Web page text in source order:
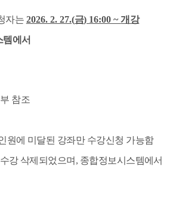
자는 2026. 2. 27.(금) 16:00 ~개강
템에서
참조
원에 미달된 강좌만 수강신청 가능함
강 삭제되었으며 , 종합정보시스템에서